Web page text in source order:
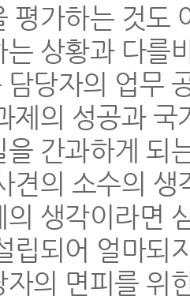
평가하는 것도
상황과 다를
담당자의 업무
제의 성공과
을 간과하게 되
견의 소수의
의 생각이라면
립되어 얼마되
의 면피를 위